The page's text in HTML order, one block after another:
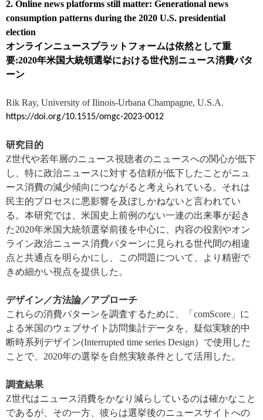
2. Online news platforms still matter: Generational news
consumption patterns during the 2020 U.S. presidential
election
オンラインニュースプラットフォームは依然として重
要:2020年米国大統領選挙における世代別ニュース消費パタ
ーン
Rik Ray, University of Ilinois-Urbana Champagne, U.S.A.
https://doi.org/10.1515/omgc-2023-0012
研究目的
Z世代や若年層のニュース視聴者のニュースへの関心が低下
し、特に政治ニュースに対する信頼が低下したことがニュ
ース消費の減少傾向につながると考えられている。それは
民主的プロセスに悪影響を及ぼしかねないと言われてい
る。本研究では、米国史上前例のない一連の出来事が起き
た2020年米国大統領選挙前後を中心に、内容の役割やオン
ライン政治ニュース消費パターンに見られる世代間の相違
点と共通点を明らかにし、この問題について、より精密で
きめ細かい視点を提供した。
デザイン／方法論／アプローチ
これらの消費パターンを調査するために、「 comScore 」に
よる米国のウェブサイト訪問集計データを、疑似実験的中
断時系列デザイン(Interrupted time series Design）で使用した
ことで、 2020年の選挙を自然実験条件として活用した。
調査結果
Z世代はニュース消費をかなり減らしているのは確かなこと
であるが、その一方、彼らは選挙後のニュースサイトへの